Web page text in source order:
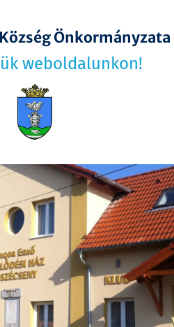
Önkormányzata
weboldalunkon!